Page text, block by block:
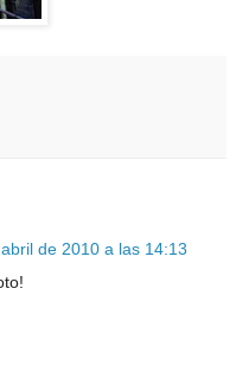
de 2010 a las 14:13